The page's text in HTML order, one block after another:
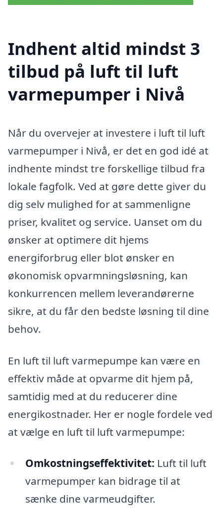
Indhent altid mindst 3
tilbud på luft til luft
varmepumper i Nivå
Når du overvejer at investere i luft til luft
varmepumper i Nivå, er det en god idé at
indhente mindst tre forskellige tilbud fra
lokale fagfolk. Ved at gøre dette giver du
dig selv mulighed for at sammenligne
priser, kvalitet og service. Uanset om du
ønsker at optimere dit hjems
energiforbrug eller blot ønsker en
økonomisk opvarmningsløsning, kan
konkurrencen mellem leverandørerne
sikre, at du får den bedste løsning til dine
behov.
En luft til luft varmepumpe kan være en
effektiv måde at opvarme dit hjem på,
samtidig med at du reducerer dine
energikostnader. Her er nogle fordele ved
at vælge en luft til luft varmepumpe:
Omkostningseffektivitet: Luft til luft
varmepumper kan bidrage til at
sænke dine varmeudgifter.